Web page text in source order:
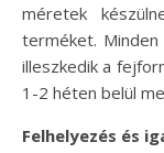
méretek
terméket.
illeszkedik a
1-2 héten belül
Felhelyezés és